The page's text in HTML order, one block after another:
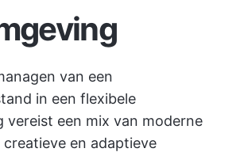
van een
in een flexibele
vereist een mix van moderne
en adaptieve